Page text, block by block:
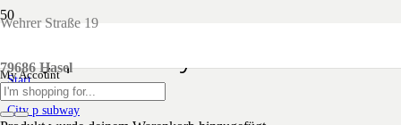
Wehrer Straße 19
79686 Hasel
My Account
City p subway
Start
Illustration
City p subway